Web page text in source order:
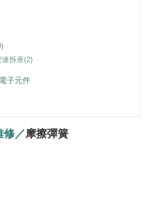
拆座(2)
子元件
修／摩擦彈簧